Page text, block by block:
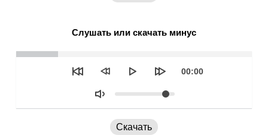
Слушать или скачать минус
Текущее
00:00
Объем
Скачать